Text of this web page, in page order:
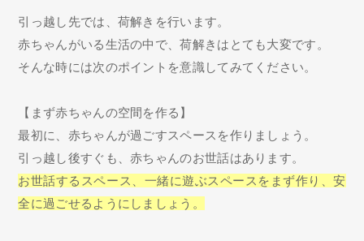
引っ越し先では、荷解きを行います。
赤ちゃんがいる生活の中で、荷解きはとても大変です。
そんな時には次のポイントを意識してみてください。
【まず赤ちゃんの空間を作る】
最初に、赤ちゃんが過ごすスペースを作りましょう。
引っ越し後すぐも、赤ちゃんのお世話はあります。
お世話するスペース、一緒に遊ぶスペースをまず作り、安
全に過ごせるようにしましょう。